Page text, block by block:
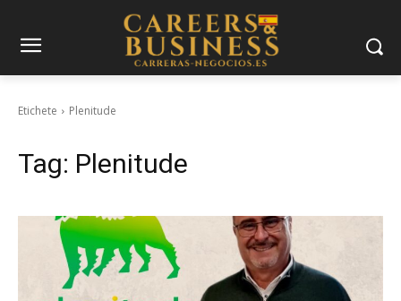
Etichete Plenitude
Tag: Plenitude